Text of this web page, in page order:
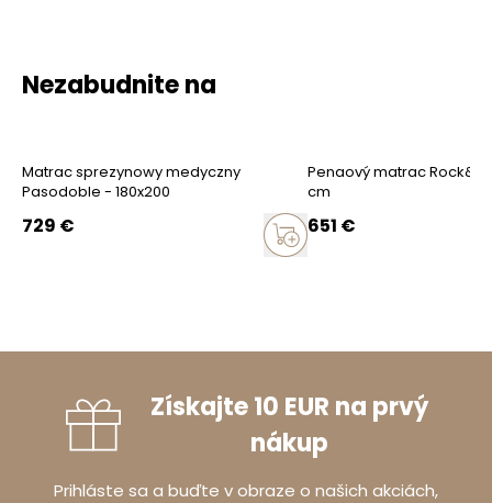
Nezabudnite na
Matrac sprezynowy medyczny
Pasodoble - 180x200
729 €
Penaový matrac
cm
651 €
Získajte 10 EUR na prvý
nákup
Prihláste sa a buďte v obraze o našich akciách,